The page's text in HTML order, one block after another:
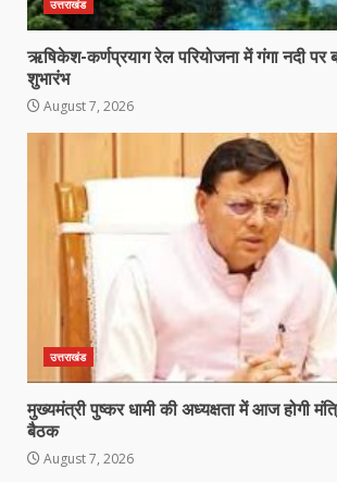
उत्तराखंड
ऋषिकेश-कर्णप्रयाग रेल परियोजना में गंगा नदी
शुभारंभ
August 7, 2026
उत्तराखंड
मुख्यमंत्री पुष्कर धामी की अध्यक्षता में आज होगी
बैठक
August 7, 2026